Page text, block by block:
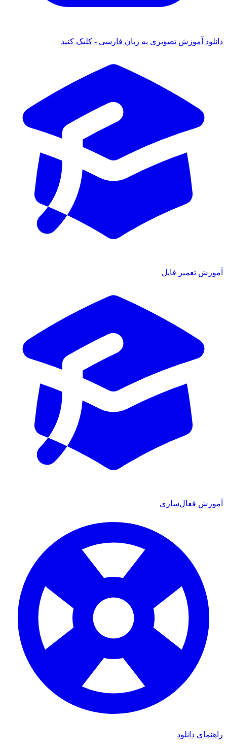
دانلود آموزش تصویری به زبان فارسی - کلیک کنید
آموزش تعمیر فایل
آموزش فعال‌سازی
راهنمای دانلود